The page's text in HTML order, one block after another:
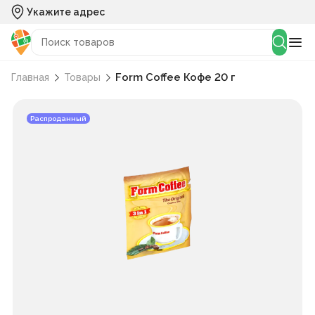
Укажите адрес
Главная Товары Form Coffee Кофе 20 г
Распроданный